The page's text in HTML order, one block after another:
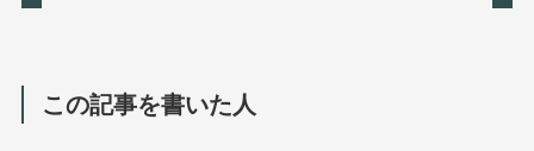
この記事を書いた人